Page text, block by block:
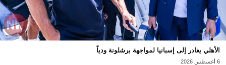
الأهلي يغادر إلى إسبانيا لمواجهة برشلونة ودياً
6 أغسطس 2026